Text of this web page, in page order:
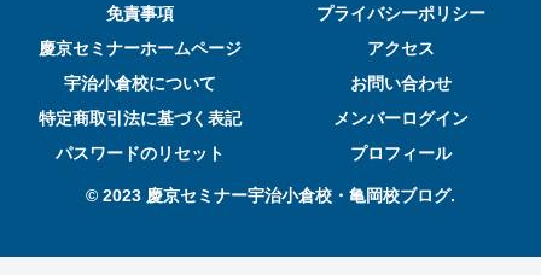
免責事項
プライバシーポリシー
慶京セミナーホームページ
アクセス
宇治小倉校について
お問い合わせ
特定商取引法に基づく表記
メンバーログイン
パスワードのリセット
プロフィール
© 2023 慶京セミナー宇治小倉校・亀岡校ブログ.